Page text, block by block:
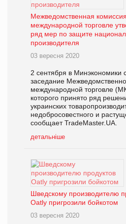
Межведомственная
международной торговле
ряд мер по защите
производителя
03 вересня 2020
2 сентября в Минэкономики
заседание
международной торговле
которого принято ряд
украинских
недобросовестного и
сообщает TradeMaster.UA.
детальніше
Шведскому производителю
Oatly пригрозили бойкотом
03 вересня 2020